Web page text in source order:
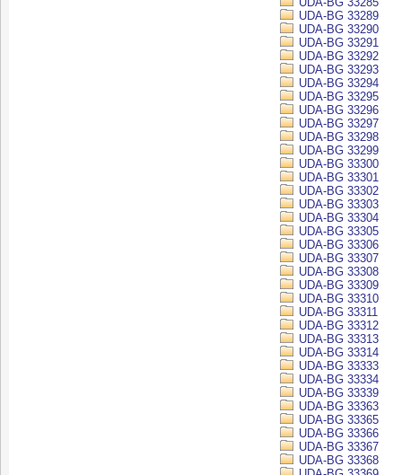
UDA-BG 33289
UDA-BG 33290
UDA-BG 33291
UDA-BG 33292
UDA-BG 33293
UDA-BG 33294
UDA-BG 33295
UDA-BG 33296
UDA-BG 33297
UDA-BG 33298
UDA-BG 33299
UDA-BG 33300
UDA-BG 33301
UDA-BG 33302
UDA-BG 33303
UDA-BG 33304
UDA-BG 33305
UDA-BG 33306
UDA-BG 33307
UDA-BG 33308
UDA-BG 33309
UDA-BG 33310
UDA-BG 33311
UDA-BG 33312
UDA-BG 33313
UDA-BG 33314
UDA-BG 33333
UDA-BG 33334
UDA-BG 33339
UDA-BG 33363
UDA-BG 33365
UDA-BG 33366
UDA-BG 33367
UDA-BG 33368